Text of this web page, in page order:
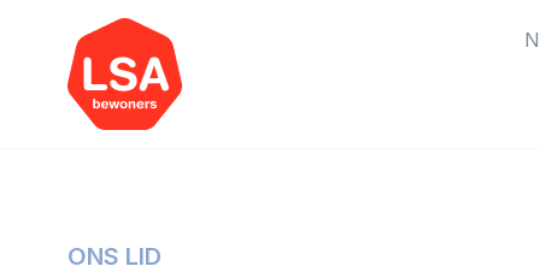
Rechtsvormen, positionering,
ONS LID